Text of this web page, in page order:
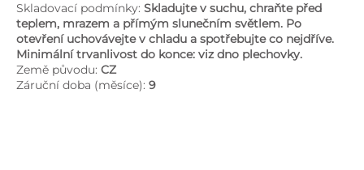
Skladovací podmínky: Skladujte v suchu, chraňte před
teplem, mrazem a přímým slunečním světlem. Po
otevření uchovávejte v chladu a spotřebujte co nejdříve.
Minimální trvanlivost do konce: viz dno plechovky.
Země původu: CZ
Záruční doba (měsíce): 9